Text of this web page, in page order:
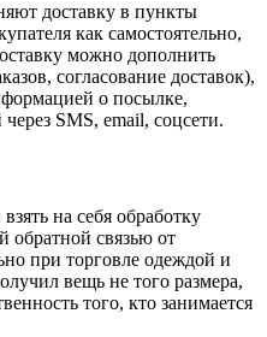
доставку в пункты
как самостоятельно,
можно дополнить
согласование доставок),
о посылке,
SMS, email, соцсети.
на себя обработку
обратной связью от
при торговле одеждой и
вещь не того размера,
того, кто занимается